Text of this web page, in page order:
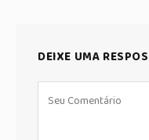
DEIXE UMA